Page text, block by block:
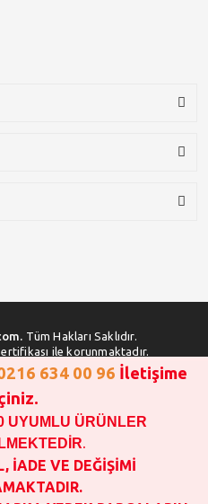
Tüm Hakları Saklıdır.
ile korunmaktadır.
YAPMADAN ÖNCE
BİLGİSİ ALINIZ !!!
VERİLEBİLİR!!!
YEDEK PARÇALARIN
634 00 96 İletişime
UYUMLU ÜRÜNLER
.
İADE VE DEĞİŞİMİ